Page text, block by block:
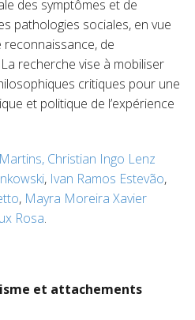
des symptômes et de
pathologies sociales, en vue
reconnaissance, de
recherche vise à mobiliser
critiques pour une
et politique de l’expérience
Christian Ingo Lenz
, Ivan Ramos Estevão,
, Mayra Moreira Xavier
Rosa.
et attachements